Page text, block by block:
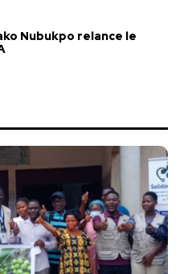
Nubukpo relance le